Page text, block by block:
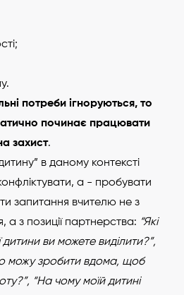
потреби ігноруються, то
починає працювати
захист.
в даному контексті
а - пробувати
запитання вчителю не з
а з позиції партнерства: “Які
ви можете виділити?”,
можу зробити вдома, щоб
“На чому моїй дитині